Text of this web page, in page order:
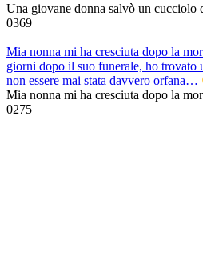
Una giovane donna salvò un cucciolo
0369
Mia nonna mi ha cresciuta dopo la
giorni dopo il suo funerale, ho trovato
non essere mai stata davvero orfana…
Mia nonna mi ha cresciuta dopo la
0275